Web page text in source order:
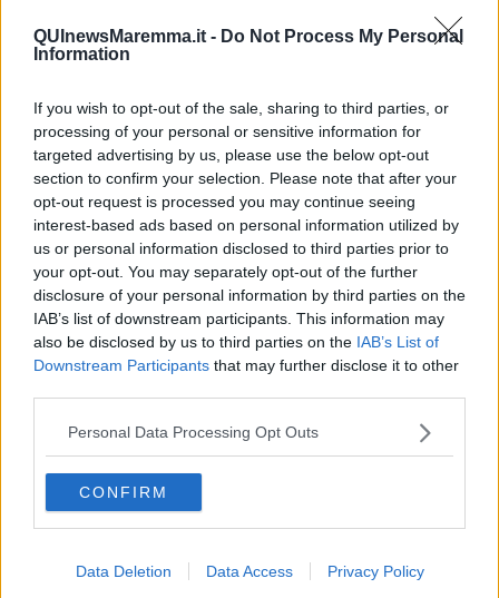
QUInewsMaremma.it - Do Not Process My Personal
Information
If you wish to opt-out of the sale, sharing to third parties, or
processing of your personal or sensitive information for
targeted advertising by us, please use the below opt-out
section to confirm your selection. Please note that after your
opt-out request is processed you may continue seeing
interest-based ads based on personal information utilized by
us or personal information disclosed to third parties prior to
your opt-out. You may separately opt-out of the further
disclosure of your personal information by third parties on the
IAB’s list of downstream participants. This information may
also be disclosed by us to third parties on the IAB’s List of
Downstream Participants that may further disclose it to other
Personal Data Processing Opt Outs
CONFIRM
Data Deletion Data Access Privacy Policy
Sogni & incubi
Accidenti all’amore
Walter
Appunti per l'inverno
Il muro di Baj
Biografia emotiva
La tempesta e altro
Umani
I bolidi
Parole
Amarezza
Colpa & merito
Vento
​LA PANCHINA ROSSA Requiem per il Commissario
Ospedali del cuore
Il telefono del vento
Testamento & Commiato
Poeta
​La colpa - Memorie del commissario
Somnium